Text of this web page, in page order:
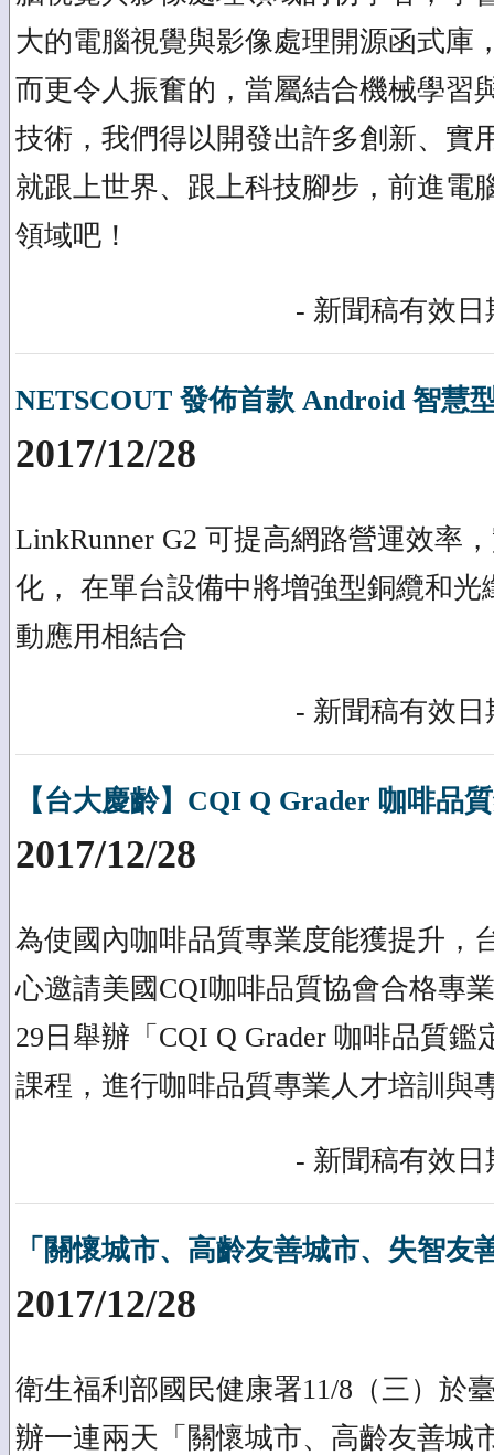
大的電腦視覺與影像處理開源函式庫
而更令人振奮的，當屬結合機械學習
技術，我們得以開發出許多創新、實
就跟上世界、跟上科技腳步，前進電
領域吧！
- 新聞稿有效日
NETSCOUT 發佈首款 Android 智慧
2017/12/28
LinkRunner G2 可提高網路營運效率
化， 在單台設備中將增強型銅纜和光
動應用相結合
- 新聞稿有效日
【台大慶齡】CQI Q Grader 咖啡品
2017/12/28
為使國內咖啡品質專業度能獲提升，
心邀請美國CQI咖啡品質協會合格專
29日舉辦「CQI Q Grader 咖啡品質
課程，進行咖啡品質專業人才培訓與
- 新聞稿有效日
「關懷城市、高齡友善城市、失智友
2017/12/28
衛生福利部國民健康署11/8（三）於
辦一連兩天「關懷城市、高齡友善城